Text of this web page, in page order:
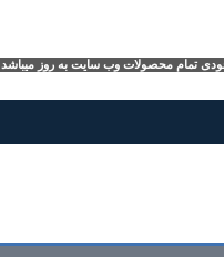
تمام محصولات وب سایت به روز میباشد